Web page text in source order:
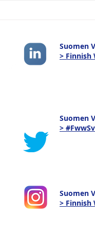
Suomen
> Finnish
Suomen
>
Suomen
> Finnish